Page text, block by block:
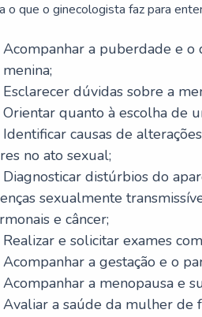
o que o ginecologista faz para
Acompanhar a puberdade e o
Esclarecer dúvidas sobre a
Orientar quanto à escolha de
Identificar causas de
no ato sexual;
Diagnosticar distúrbios do
sexualmente
e câncer;
Realizar e solicitar exames
Acompanhar a gestação e o
Acompanhar a menopausa e
Avaliar a saúde da mulher de